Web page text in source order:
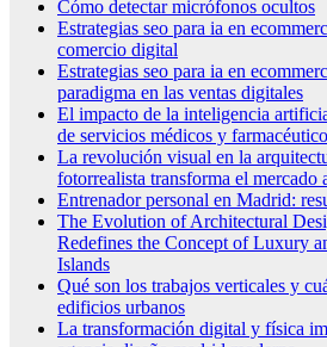
Cómo detectar micrófonos ocultos
Estrategias seo para ia en
comercio digital
Estrategias seo para ia en
paradigma en las ventas digitales
El impacto de la inteligencia
de servicios médicos y
La revolución visual en la
fotorrealista transforma el mercado
Entrenador personal en Madrid:
The Evolution of Architectural
Redefines the Concept of Luxury
Islands
Qué son los trabajos verticales y
edificios urbanos
La transformación digital y física